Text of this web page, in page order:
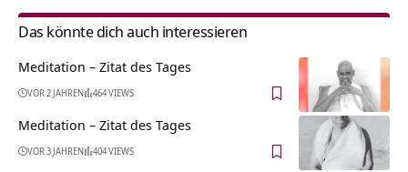
Das könnte dich auch interessieren
Meditation – Zitat des Tages
VOR 2 JAHREN 464 VIEWS
Meditation – Zitat des Tages
VOR 3 JAHREN 404 VIEWS